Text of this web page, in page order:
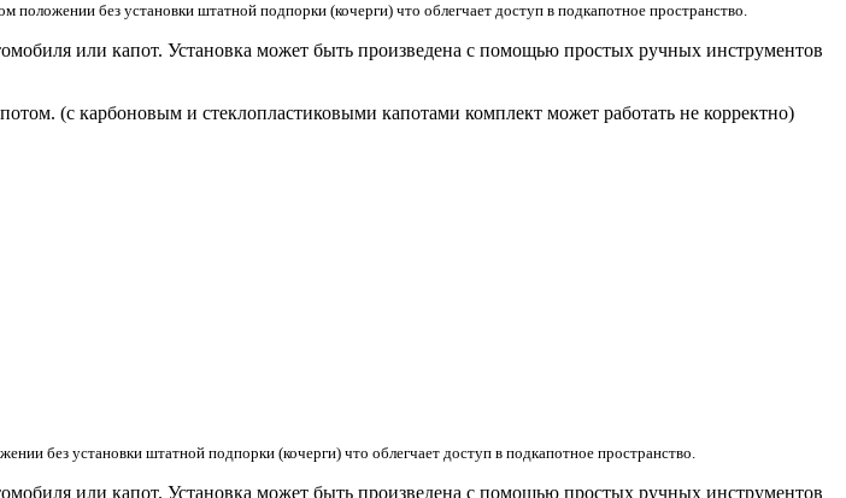
без установки штатной подпорки (кочерги) что облегчает доступ в подкапотное пространство.
или капот. Установка может быть произведена с помощью простых ручных инструментов
(с карбоновым и стеклопластиковыми капотами комплект может работать не корректно)
без установки штатной подпорки (кочерги) что облегчает доступ в подкапотное пространство.
или капот. Установка может быть произведена с помощью простых ручных инструментов